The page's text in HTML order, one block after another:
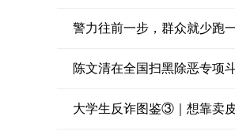
警力往前一步，群众就少跑
大学生反诈图鉴③｜想靠卖